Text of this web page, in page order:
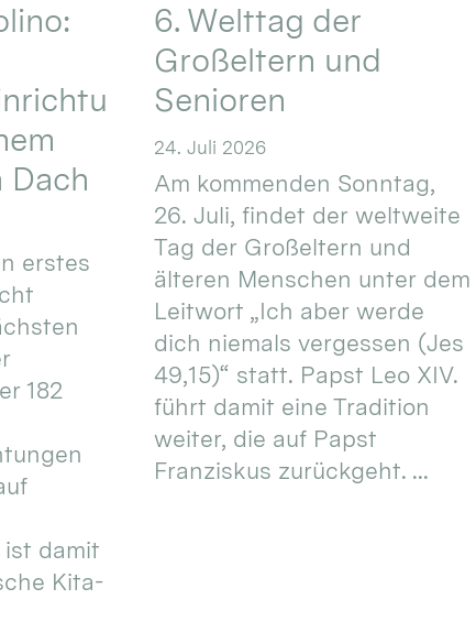
Dach
erstes
182
damit
Kita-
6. Welttag der
Großeltern und
Senioren
24. Juli 2026
Am kommenden Sonntag,
26. Juli, findet der weltweite
Tag der Großeltern und
älteren Menschen unter dem
Leitwort „Ich aber werde
dich niemals vergessen (Jes
49,15)“ statt. Papst Leo XIV.
führt damit eine Tradition
weiter, die auf Papst
Franziskus zurückgeht. ...